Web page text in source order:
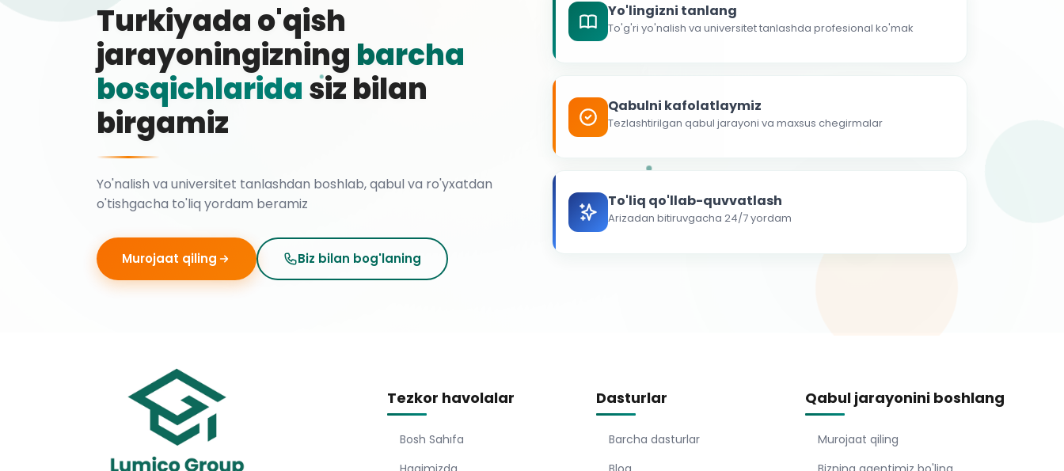
Turkiyada o'qish
jarayoningizning barcha
bosqichlaridasiz bilan
birgamiz
Yo'nalish va universitet tanlashdan boshlab, qabul va ro'yxatdan
o'tishgacha to'liq yordam beramiz
Murojaat qiling Biz bilan bog'laning
Yo'lingizni tanlang
To'g'ri yo'nalish va universitet tanlashda profesional ko'mak
Qabulni kafolatlaymiz
Tezlashtirilgan qabul jarayoni va maxsus chegirmalar
To'liq qo'llab-quvvatlash
Arizadan bitiruvgacha 24/7 yordam
Tezkor havolalar
Bosh Sahıfa
Dasturlar
Barcha dasturlar
Qabul jarayonini boshlang
Murojaat qiling